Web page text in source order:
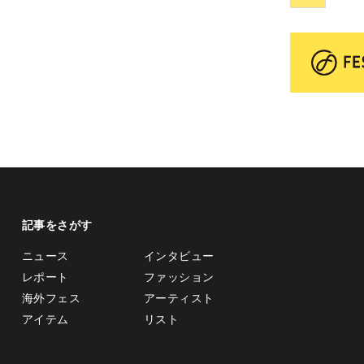
記事をさがす
ニュース
インタビュー
レポート
ファッション
海外フェス
アーティスト
アイテム
リスト